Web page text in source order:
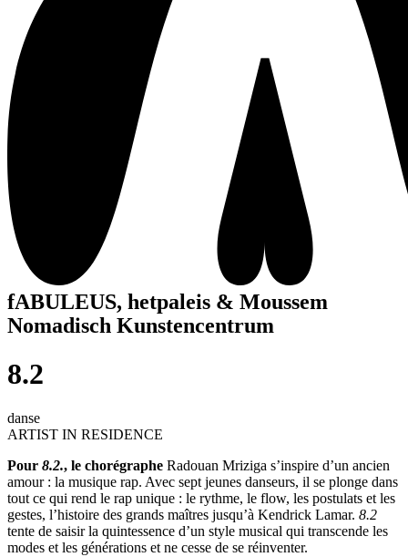
fABULEUS, hetpaleis & Moussem
Nomadisch Kunstencentrum
8.2
danse
ARTIST IN RESIDENCE
Pour 8.2., le chorégraphe Radouan Mriziga s’inspire d’un ancien
amour : la musique rap. Avec sept jeunes danseurs, il se plonge dans
tout ce qui rend le rap unique : le rythme, le flow, les postulats et les
gestes, l’histoire des grands maîtres jusqu’à Kendrick Lamar. 8.2
tente de saisir la quintessence d’un style musical qui transcende les
modes et les générations et ne cesse de se réinventer.